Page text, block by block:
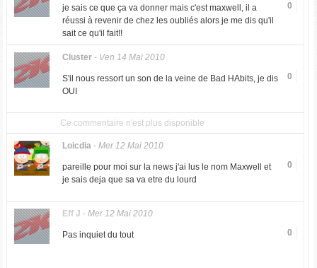
0
je sais ce que ça va donner mais c'est maxwell, il a
réussi à revenir de chez les oubliés alors je me dis qu'il
sait ce qu'il fait!!
Cluster- Ven 14 Mai 2010
0
S'il nous ressort un son de la veine de Bad HAbits, je dis
OUI
Ce commentaire n'est plus disponible
Loicdia- Mer 12 Mai 2010
0
pareille pour moi sur la news j'ai lus le nom Maxwell et
je sais deja que sa va etre du lourd
Eff J - Mer 12 Mai 2010
0
Pas inquiet du tout